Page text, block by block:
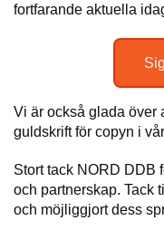
fortfarande aktuella
Vi är också glada över
guldskrift för copyn i
Stort tack NORD DDB
och partnerskap. Tack
och möjliggjort dess